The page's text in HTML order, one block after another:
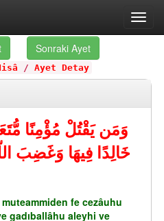
Sonraki Ayet
/ Ayet Detay
وَمَن يَقْتُلْ مُؤْمِنًا
خَالِدًا فِيهَا وَغَضِبَ
fe cezâuhu
gadıballâhu aleyhi ve